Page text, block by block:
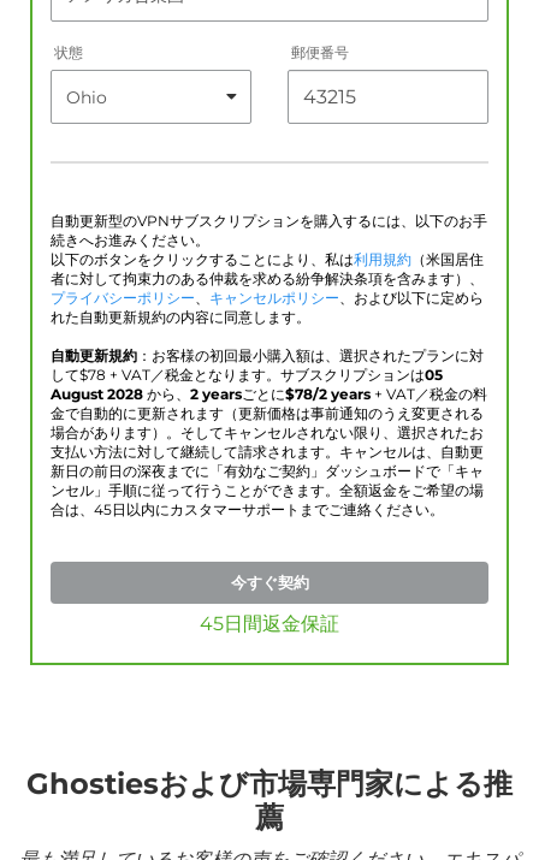
状態 郵便番号
自動更新型のVPNサブスクリプションを購入するには、以下のお手
続きへお進みください。
以下のボタンをクリックすることにより、私は利用規約 （米国居住
者に対して拘束力のある仲裁を求める紛争解決条項を含みます）、
プライバシーポリシー、 キャンセルポリシー、および以下に定めら
れた自動更新規約の内容に同意します。
自動更新規約 ：お客様の初回最小購入額は、選択されたプランに対
して$78 + VAT／税金となります。サブスクリプションは05
August 2028 から、 2 yearsごとに$78/2 years + VAT／税金の料
金で自動的に更新されます（更新価格は事前通知のうえ変更される
場合があります）。そしてキャンセルされない限り、選択されたお
支払い方法に対して継続して請求されます。キャンセルは、自動更
新日の前日の深夜までに「有効なご契約」ダッシュボードで「キャ
ンセル」手順に従って行うことができます。全額返金をご希望の場
合は、45日以内にカスタマーサポートまでご連絡ください。
今すぐ契約
45日間返金保証
Ghostiesおよび市場専門家による推
薦